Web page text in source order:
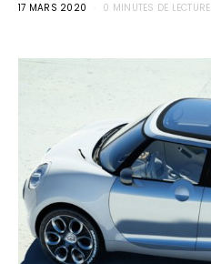
17 MARS 2020 0 MINUTES DE LECTURE